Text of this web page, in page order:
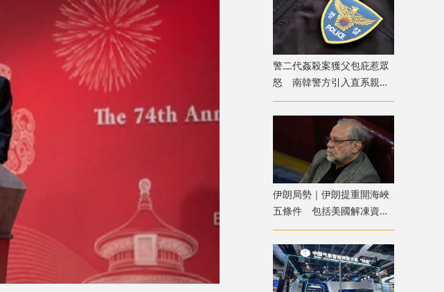
警二代姦殺案獲父包庇惹眾
怒 南韓警方引入直系親屬
涉案迴避制度
伊朗局勢｜伊朗提重開海峽
五條件 包括美國解凍資產
及賠償損失